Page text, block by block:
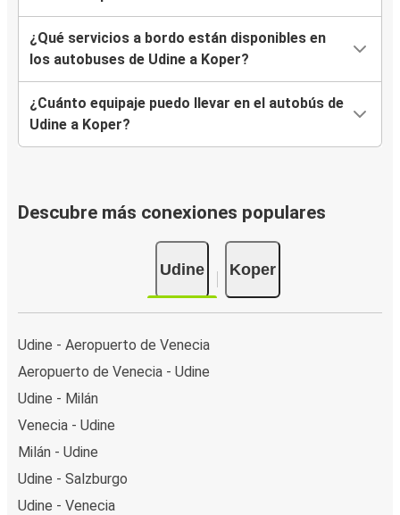
¿Qué servicios a bordo están disponibles en
los autobuses de Udine a Koper?
¿Cuánto equipaje puedo llevar en el autobús de
Udine a Koper?
Descubre más conexiones populares
Udine Koper
Udine - Aeropuerto de Venecia
Aeropuerto de Venecia - Udine
Udine - Milán
Venecia - Udine
Milán - Udine
Udine - Salzburgo
Udine - Venecia